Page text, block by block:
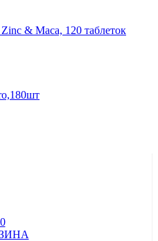
& Maca, 120 таблеток
0